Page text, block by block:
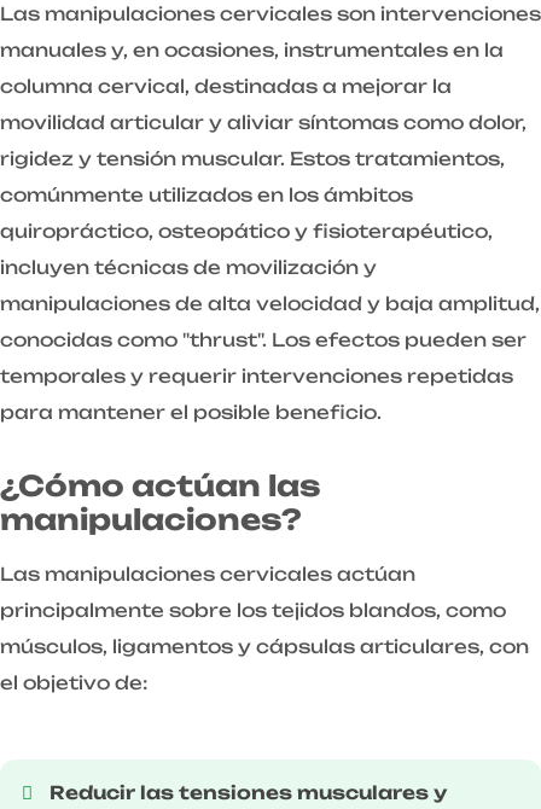
Las manipulaciones cervicales son intervenciones
manuales y, en ocasiones, instrumentales en la
columna cervical, destinadas a mejorar la
movilidad articular y aliviar síntomas como dolor,
rigidez y tensión muscular. Estos tratamientos,
comúnmente utilizados en los ámbitos
quiropráctico, osteopático y fisioterapéutico,
incluyen técnicas de movilización y
manipulaciones de alta velocidad y baja amplitud,
conocidas como "thrust". Los efectos pueden ser
temporales y requerir intervenciones repetidas
para mantener el posible beneficio.
¿Cómo actúan las
manipulaciones?
Las manipulaciones cervicales actúan
principalmente sobre los tejidos blandos, como
músculos, ligamentos y cápsulas articulares, con
el objetivo de:
Reducir las tensiones musculares y